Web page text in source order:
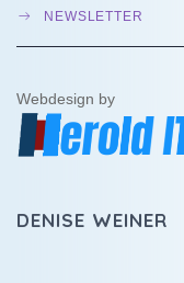
NEWSLETTER
Webdesign by
DENISE WEINER